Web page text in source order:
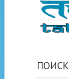
ПОИСК